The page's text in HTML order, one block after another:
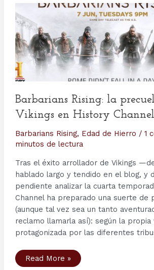
Barbarians Rising: la
Vikings en History Channel
Barbarians Rising, Edad de Hierro / 1
minutos de lectura
Tras el éxito arrollador de Vikings
hablado largo y tendido en el blog, y
pendiente analizar la cuarta
Channel ha preparado una suerte de
(aunque tal vez sea un tanto
reclamo llamarla así): según la propia
protagonizada por las diferentes
Barbarians
Rising:
Read More »